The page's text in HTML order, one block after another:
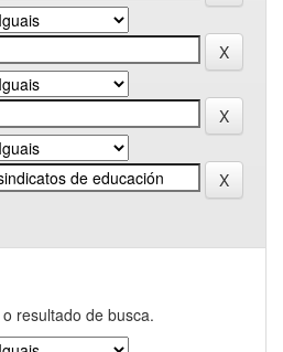
resultado de busca.